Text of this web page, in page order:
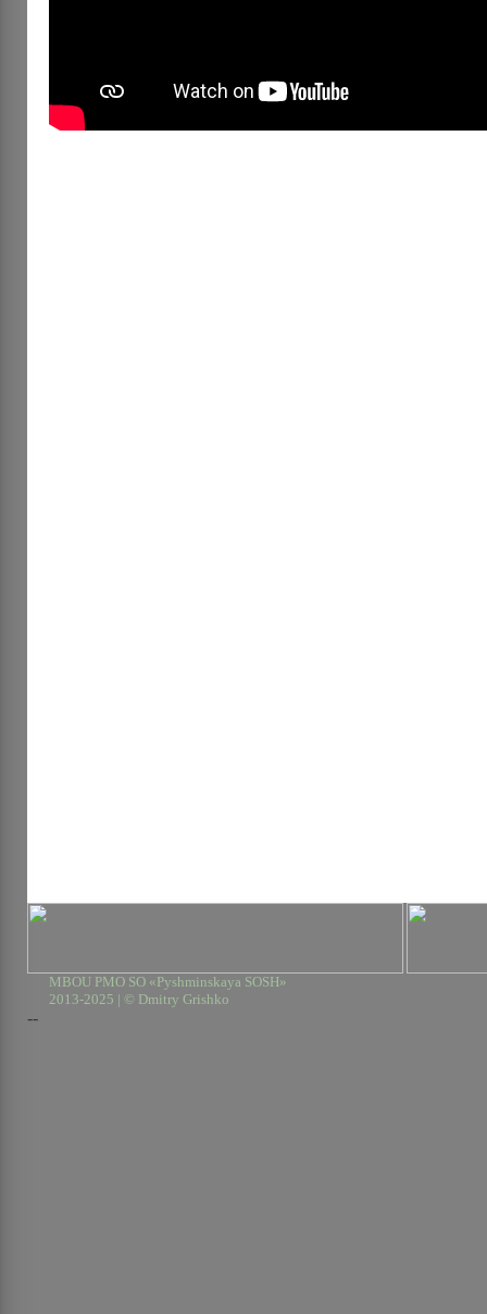
MBOU PMO SO «Pyshminskaya SOSH»
2013-2025 | © Dmitry Grishko
--